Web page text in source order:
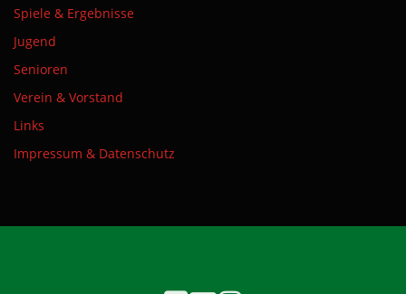
Spiele & Ergebnisse
Jugend
Senioren
Verein & Vorstand
Links
Impressum & Datenschutz